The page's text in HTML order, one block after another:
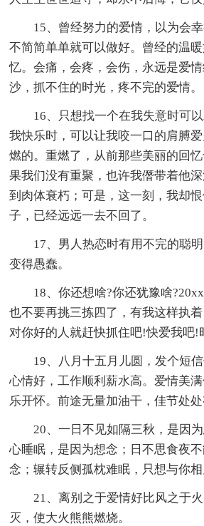
15、曾经努力的爱情，以为会
不简简单单就可以做好。曾经的温
忆。会痛，会疼，会伤，永远是爱
沙，抓不住的时光，疼不完的爱情。
16、只想找一个在我失意时可
我快乐时，可以让我咬一口的肩膊
燃的。重燃了，从前那些美丽的回
果我们没有重聚，也许我僭带着他
到肉体衰朽；可是，这一刻，我却
子，已经远远一去不回了。
17、男人热恋时有用不完的聪
变得愚蠢。
18、你还想啥?你还犹豫啥
也不要再挑三拣四了，有我这样执
对你好的人就赶快抓住吧!快爱我吧!
19、八月十五月儿圆，发个短
心情好，工作顺利薪水高。爱情美
乐开怀。前途无量加油干，佳节处处
20、一日不见如隔三秋，是因
心睡眠，是因为想念；日不思食夜
念；辗转反侧孤枕难眠，只想与你相
21、离别之于爱情好比风之于
灭，使大火熊熊燃烧。